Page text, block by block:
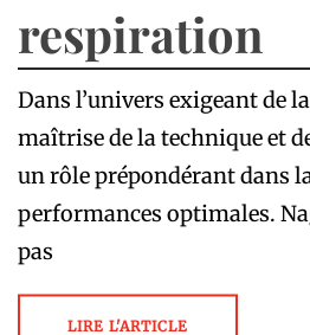
respiration
Dans l’univers exigeant de
maîtrise de la technique et
un rôle prépondérant dans
performances optimales.
pas
LIRE L'ARTICLE